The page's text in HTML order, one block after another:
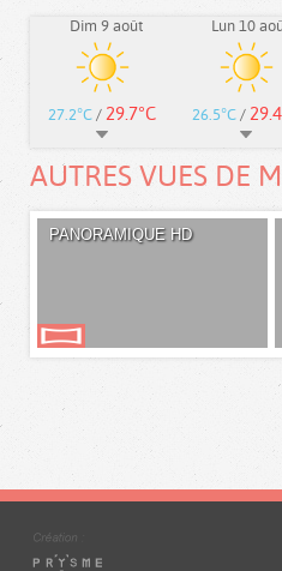
Dim 9 août
27.2°C / 29.7°C
Lun 10
26.5°C /
AUTRES VUES DE
PANORAMIQUE HD